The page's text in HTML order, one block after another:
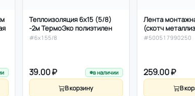
Теплоизоляция 6х15 (5/8)
-2м ТермоЭко полиэтилен
#6х155/8
39.00 ₽ в наличии
В корзину
Лента
(скотч
ТПЛ Мини (до
#500517990250
259.00 ₽
В